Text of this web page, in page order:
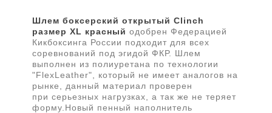
Шлем боксерский открытый Clinch
размер XL красныйодобрен Федерацией
Кикбоксинга России подходит для всех
соревнований под эгидой ФКР. Шлем
выполнен из полиуретана по технологии
"FlexLeather", который не имеет аналогов на
рынке, данный материал проверен
при серьезных нагрузках, а так же не теряет
форму.Новый пенный наполнитель